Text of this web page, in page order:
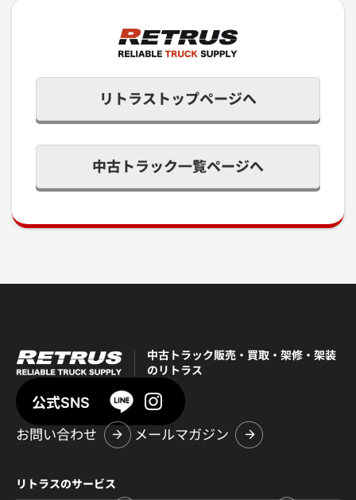
リトラストップページへ
中古トラック一覧ページへ
中古トラック販売・買取・架修・架装
のリトラス
公式SNS
お問い合わせ
メールマガジン
リトラスのサービス